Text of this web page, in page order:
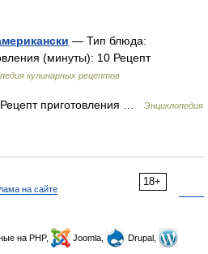
— Тип блюда:
(минуты): 10 Рецепт
кулинарных рецептов
приготовления …
Энциклопедия
18+
на сайте
на PHP, Joomla,
Drupal,